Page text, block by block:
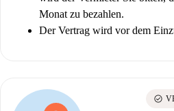
Monat zu bezahlen.
Der Vertrag wird vor dem
check_circle